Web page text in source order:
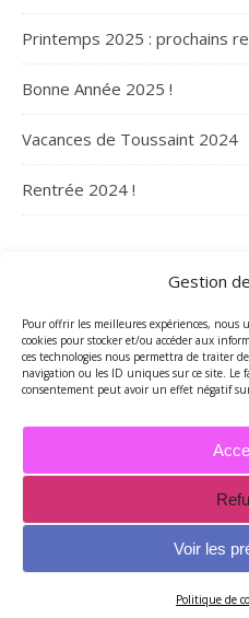
Gestion
Pour offrir les meilleures expériences, nous
cookies pour stocker et/ou accéder aux
ces technologies nous permettra de traiter
navigation ou les ID uniques sur ce site. Le
consentement peut avoir un effet négatif
Voir les
Politique de
Printemps 2025 : prochains
Bonne Année 2025 !
Vacances de Toussaint 2024
Rentrée 2024 !
Archives
2026 - Tous droits réservés -